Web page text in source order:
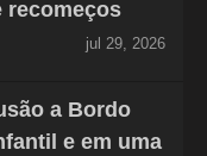
recomeços
jul 29, 2026
a Bordo
e em uma